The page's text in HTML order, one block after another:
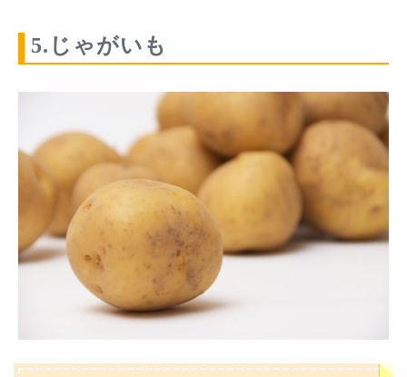
5.じゃがいも